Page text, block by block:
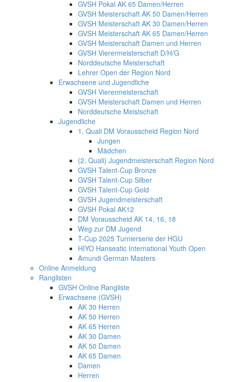
GVSH Pokal AK 65 Damen/Herren
GVSH Meisterschaft AK 50 Damen/Herren
GVSH Meisterschaft AK 30 Damen/Herren
GVSH Meisterschaft AK 65 Damen/Herren
GVSH Meisterschaft Damen und Herren
GVSH Vierermeisterschaft D/H/G
Norddeutsche Meisterschaft
Lehrer Open der Region Nord
Erwachsene und Jugendliche
GVSH Vierermeisterschaft
GVSH Meisterschaft Damen und Herren
Norddeutsche Meistschaft
Jugendliche
1. Quali DM Vorausscheid Region Nord
Jungen
Mädchen
(2. Quali) Jugendmeisterschaft Region Nord
GVSH Talent-Cup Bronze
GVSH Talent-Cup Silber
GVSH Talent-Cup Gold
GVSH Jugendmeisterschaft
GVSH Pokal AK12
DM Vorausscheid AK 14, 16, 18
Weg zur DM Jugend
T-Cup 2025 Turnierserie der HGU
HIYO Hanseatic International Youth Open
Amundi German Masters
Online Anmeldung
Ranglisten
GVSH Online Rangliste
Erwachsene (GVSH)
AK 30 Herren
AK 50 Herren
AK 65 Herren
AK 30 Damen
AK 50 Damen
AK 65 Damen
Damen
Herren